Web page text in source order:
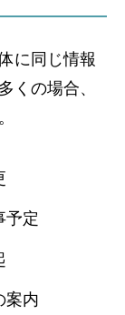
に同じ情報
くの場合、
予定
案内